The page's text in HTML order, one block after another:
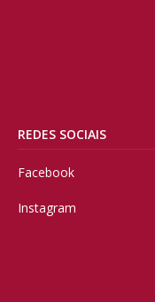
REDES SOCIAIS
Facebook
Instagram